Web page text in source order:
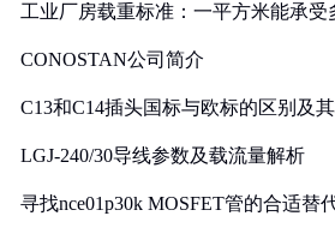
工业厂房载重标准：一平方米能承受
CONOSTAN公司简介
C13和C14插头国标与欧标的区别及
LGJ-240/30导线参数及载流量解析
寻找nce01p30k MOSFET管的合适替